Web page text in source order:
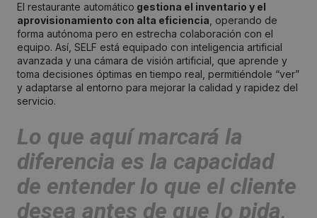
El restaurante automático gestiona el inventario y el
aprovisionamiento con alta eficiencia, operando de
forma autónoma pero en estrecha colaboración con el
equipo. Así, SELF está equipado con inteligencia artificial
avanzada y una cámara de visión artificial, que aprende y
toma decisiones óptimas en tiempo real, permitiéndole “ver”
y adaptarse al entorno para mejorar la calidad y rapidez del
servicio.
Lo que aquí marcará la
diferencia es la capacidad
de entender lo que el cliente
desea antes de que lo pida,